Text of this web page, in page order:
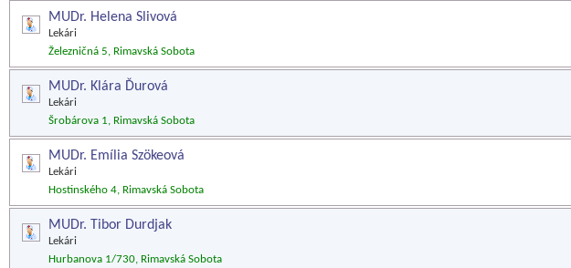
MUDr. Helena Slivová
Lekári
Železničná 5, Rimavská Sobota
MUDr. Klára Ďurová
Lekári
Šrobárova 1, Rimavská Sobota
MUDr. Emília Szökeová
Lekári
Hostinského 4, Rimavská Sobota
MUDr. Tibor Durdjak
Lekári
Hurbanova 1/730, Rimavská Sobota